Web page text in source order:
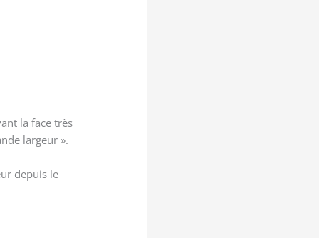
la face très
largeur ».
depuis le